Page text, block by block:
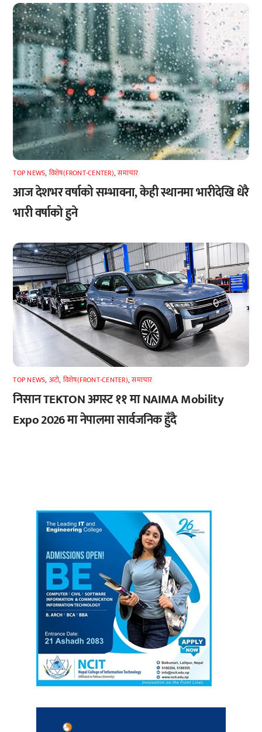
TOP NEWS, विशेष(FRONT-CENTER),समाचार
आज देशभर वर्षाको सम्भावना, केही स्थानमा भारीदेखि धेरै
भारी वर्षाको हुने
TOP NEWS, अटाे, विशेष(FRONT-CENTER),समाचार
निसान TEKTON अगस्ट ११ मा NAIMA Mobility
Expo 2026 मा नेपालमा सार्वजनिक हुँदै